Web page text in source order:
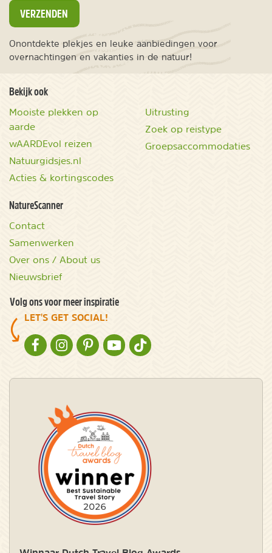
VERZENDEN
Onontdekte plekjes en leuke aanbiedingen voor
overnachtingen en vakanties in de natuur!
Bekijk ook
Mooiste plekken op
aarde
wAARDEvol reizen
Natuurgidsjes.nl
Acties & kortingscodes
Uitrusting
Zoek op reistype
Groepsaccommodaties
NatureScanner
Contact
Samenwerken
Over ons / About us
Nieuwsbrief
Volg ons voor meer inspiratie
LET'S GET SOCIAL!
NATURESCANNER OP FACEBOOK
NATURESCANNER OP INSTAGRAM
NATURESCANNER OP PINTEREST
NATURESCANNER OP YOUTUBE
NATURESCANNER OP TIKTOK